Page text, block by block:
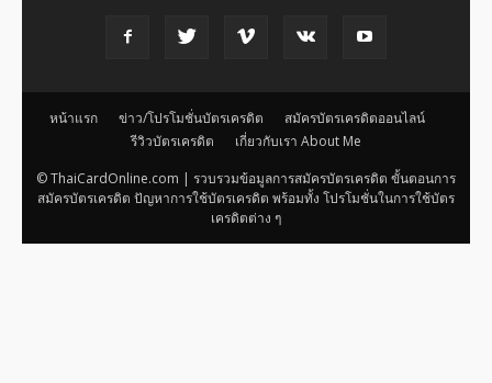
หน้าแรก ข่าว/โปรโมชั่นบัตรเครดิต
สมัครบัตรเครดิตออนไลน์
รีวิวบัตรเครดิต
เกี่ยวกับเรา About Me
© ThaiCardOnline.com | รวบรวมข้อมูลการสมัครบัตรเครดิต ขั้นตอนการ
สมัครบัตรเครดิต ปัญหาการใช้บัตรเครดิต พร้อมทั้ง โปรโมชั่นในการใช้บัตร
เครดิตต่าง ๆ